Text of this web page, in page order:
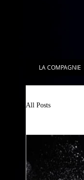
LA COMPAGNIE
All Posts